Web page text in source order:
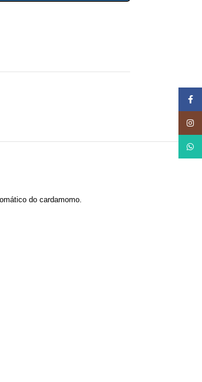
do cardamomo.